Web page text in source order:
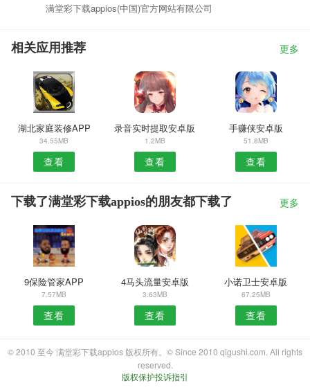
满堂彩下载appios(中国)官方网站有限公司
相关应用推荐 更多
湖北家庭装修APP
34.55MB
查看
录音实时提取安卓版
1.2MB
查看
手赚侠安卓版
51.8MB
查看
下载了满堂彩下载appios的朋友都下载了 更多
9保险管家APP
7.57MB
查看
4马头流量安卓版
3.63MB
查看
小诺卫士安卓版
67.25MB
查看
© 2010 至今 满堂彩下载appios 版权所有。© Since 2010 qigushi.com. All rights
reserved.
版权保护投诉指引